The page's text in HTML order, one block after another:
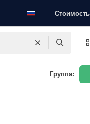
Стоимость
Группа: